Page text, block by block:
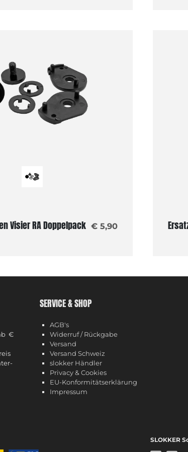
Visier RA Doppelpack € 5,90
€
SERVICE & SHOP
AGB's
Widerruf / Rückgabe
Versand
Versand Schweiz
slokker Händler
Privacy & Cookies
EU-Konformitätserklärung
Impressum
SLOKKER